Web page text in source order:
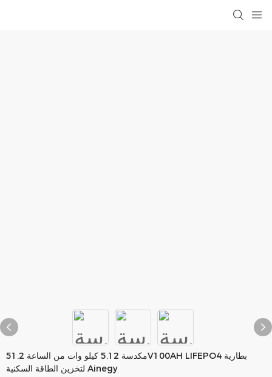
مكدسة 5.12 كيلو وات من الساعة 51.2V100AH LIFEPO4 بطارية
لتخزين الطاقة السكنية Ainegy